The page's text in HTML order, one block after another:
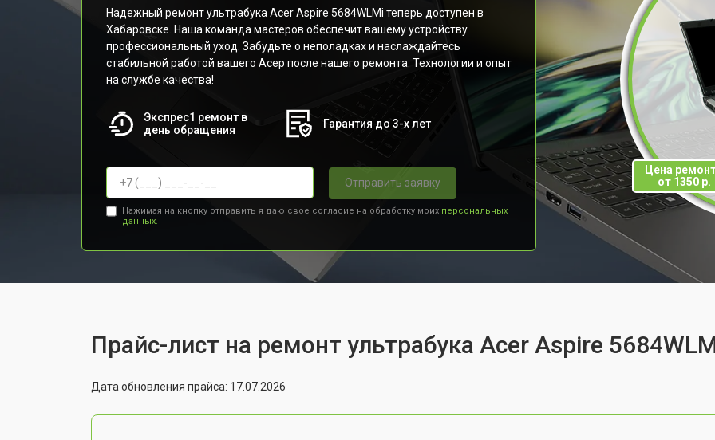
Надежный ремонт ультрабука Acer Aspire 5684WLMi теперь доступен в
Хабаровске. Наша команда мастеров обеспечит вашему устройству
профессиональный уход. Забудьте о неполадках и наслаждайтесь
стабильной работой вашего Асер после нашего ремонта. Технологии и опыт
на службе качества!
Экспрес1 ремонт в
день обращения
Гарантия до 3-х лет
Отправить заявку
Нажимая на кнопку отправить я даю свое согласие на обработку моих персональных
данных.
Цена
от 1350 р.
Прайс-лист на ремонт ультрабука Acer Aspire
Дата обновления прайса: 17.07.2026